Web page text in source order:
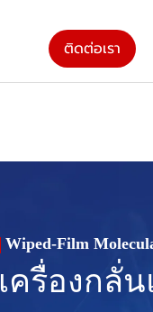
ติดต่อเรา
Wiped-Film
เครื่องกลั่